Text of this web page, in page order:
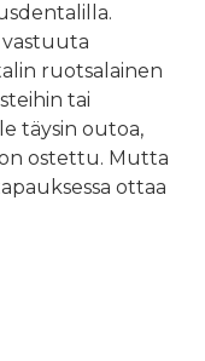
vastuuta
ruotsalainen
tai
täysin outoa,
ostettu. Mutta
ottaa